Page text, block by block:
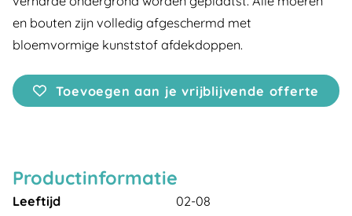
en bouten zijn volledig afgeschermd met
bloemvormige kunststof afdekdoppen.
Toevoegen aan je vrijblijvende offerte
Productinformatie
Leeftijd
02-08